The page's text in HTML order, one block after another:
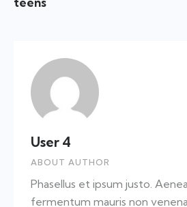
User 4
ABOUT AUTHOR
Phasellus et ipsum justo.
fermentum mauris non